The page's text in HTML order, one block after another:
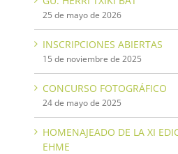
25 de mayo de 2026
INSCRIPCIONES ABIERTAS
15 de noviembre de 2025
CONCURSO FOTOGRÁFICO
24 de mayo de 2025
HOMENAJEADO DE LA XI
EHME